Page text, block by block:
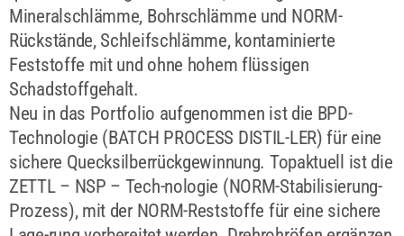
Mineralschlämme, Bohrschlämme und NORM-
Rückstände, Schleifschlämme, kontaminierte
Feststoffe mit und ohne hohem flüssigen
Schadstoffgehalt.
Neu in das Portfolio aufgenommen ist die BPD-
Technologie (BATCH PROCESS DISTIL-LER) für eine
sichere Quecksilberrückgewinnung. Topaktuell ist die
ZETTL – NSP – Tech-nologie (NORM-Stabilisierung-
Prozess), mit der NORM-Reststoffe für eine sichere